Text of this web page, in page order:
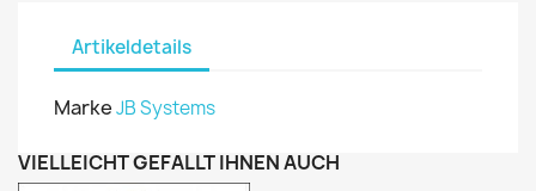
Artikeldetails
MarkeJB Systems
VIELLEICHT GEFÄLLT IHNEN AUCH